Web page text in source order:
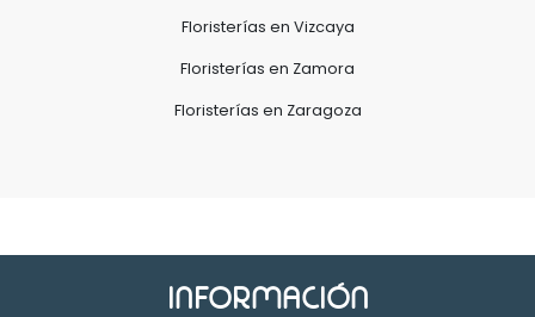
Floristerías en Vizcaya
Floristerías en Zamora
Floristerías en Zaragoza
INFORMACIÓN